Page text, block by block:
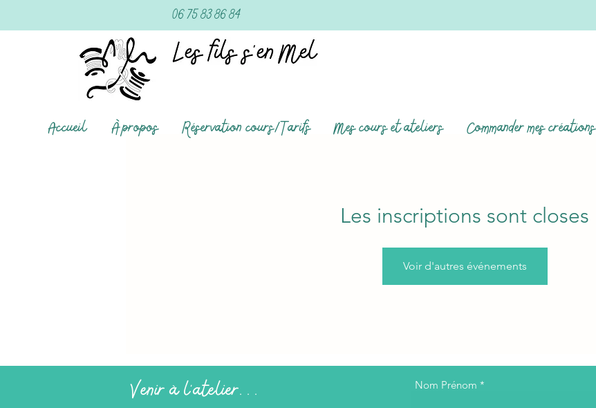
06 75 83 86 84
Accueil À propos Réservation cours/Tarifs Mes cours et ateliers Commander mes créations
Les inscriptions sont closes
Voir d'autres événements
Venir à l'atelier... Nom Prénom